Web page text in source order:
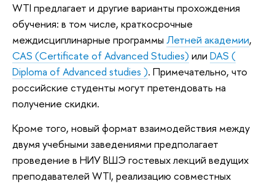
WTI предлагает и другие варианты прохождения
обучения: в том числе, краткосрочные
междисциплинарные программы Летней академии,
CAS (Certificate of Advanced Studies) или DAS (
Diploma of Advanced studies ). Примечательно, что
российские студенты могут претендовать на
получение скидки.
Кроме того, новый формат взаимодействия между
двумя учебными заведениями предполагает
проведение в НИУ ВШЭ гостевых лекций ведущих
преподавателей WTI, реализацию совместных